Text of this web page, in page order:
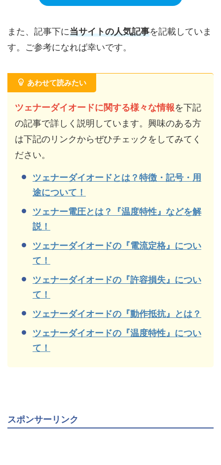
また、記事下に当サイトの人気記事を記載していま
す。ご参考になれば幸いです。
あわせて読みたい
ツェナーダイオードに関する様々な情報を下記
の記事で詳しく説明しています。興味のある方
は下記のリンクからぜひチェックをしてみてく
ださい。
ツェナーダイオードとは？特徴・記号・用
途について！
ツェナー電圧とは？『温度特性』などを解
説！
ツェナーダイオードの『電流定格』につい
て！
ツェナーダイオードの『許容損失』につい
て！
ツェナーダイオードの『動作抵抗』とは？
ツェナーダイオードの『温度特性』につい
て！
スポンサーリンク